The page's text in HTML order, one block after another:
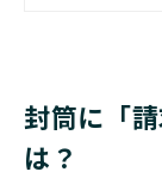
封筒に「
は？